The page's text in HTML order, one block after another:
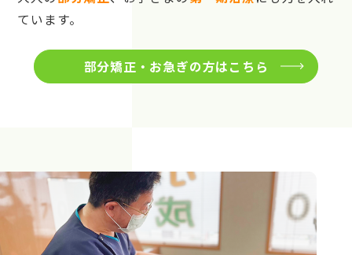
ています。
部分矯正・お急ぎの方はこちら